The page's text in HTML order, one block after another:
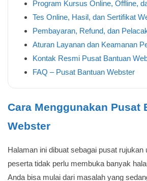
Program Kursus Online, Offline,
Tes Online, Hasil, dan Sertifikat
Pembayaran, Refund, dan
Aturan Layanan dan Keamanan
Kontak Resmi Pusat Bantuan
FAQ – Pusat Bantuan Webster
Cara Menggunakan Pusat
Webster
Halaman ini dibuat sebagai pusat rujukan
peserta tidak perlu membuka banyak
Anda bisa mulai dari masalah yang